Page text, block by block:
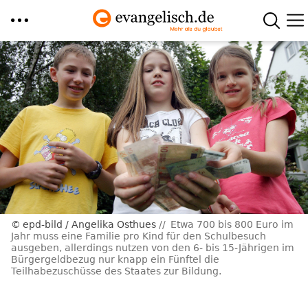
Direkt
zum
Inhalt
epd-bild / Angelika Osthues
Etwa 700 bis 800 Euro im
Jahr muss eine Familie pro Kind für den Schulbesuch
ausgeben, allerdings nutzen von den 6- bis 15-Jährigen im
Bürgergeldbezug nur knapp ein Fünftel die
Teilhabezuschüsse des Staates zur Bildung.